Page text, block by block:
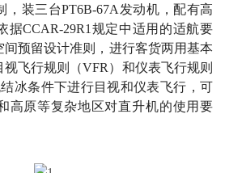
，装三台PT6B-67A发动机，配有高
依据CCAR-29R1规定中适用的适航要
间预留设计准则，进行客货两用基本
视飞行规则（VFR）和仪表飞行规则
结冰条件下进行目视和仪表飞行，可
高原等复杂地区对直升机的使用要